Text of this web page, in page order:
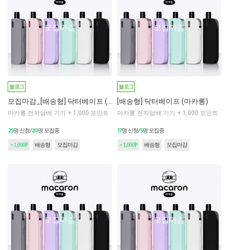
모집마감
블로그
마카롱 전자담배 기기 + 1,000 포인트
25명 신청/20명 모집중
+ 1,000P 배송형 모집마감
모집마감
블로그
[배송형] 닥터베이프 (마카롱)
마카롱 전자담배 기기 + 1,000 포인트
17명 신청/5명 모집중
+ 1,000P 배송형 모집마감
모집마감 모집마감